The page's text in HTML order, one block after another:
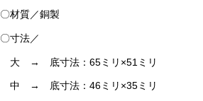
〇材質／銅製
〇寸法／
大 → 底寸法：65ミリ×51ミリ
中 → 底寸法：46ミリ×35ミリ